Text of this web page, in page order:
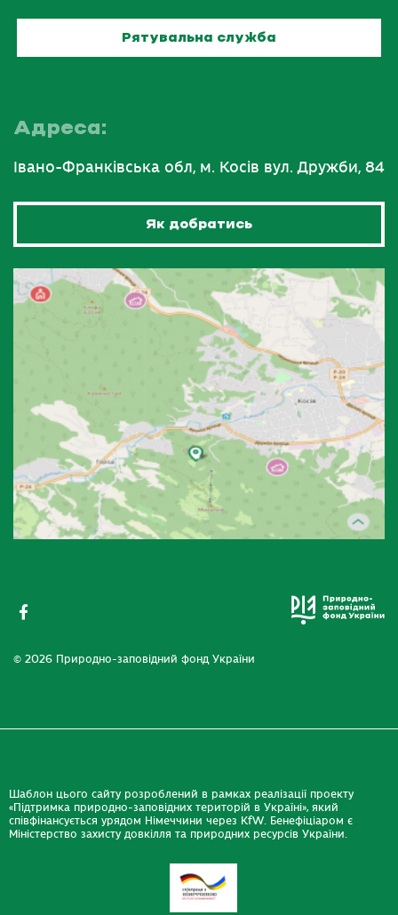
Рятувальна служба
Адреса:
Івано-Франківська обл, м. Косів вул. Дружби, 84
Як добратись
© 2026 Природно-заповідний фонд України
Шаблон цього сайту розроблений в рамках реалізації проекту
«Підтримка природно-заповідних територій в Україні», який
співфінансується урядом Німеччини через KfW. Бенефіціаром є
Міністерство захисту довкілля та природних ресурсів України.